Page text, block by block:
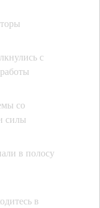
с
со
силы
в полосу
в